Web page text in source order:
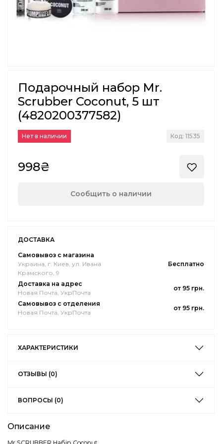
Подарочный набор Mr.
Scrubber Coconut, 5 шт
(4820200377582)
Нет в наличии Код: 11535
998₴
Сообщить о наличии
ДОСТАВКА
Самовывоз с магазина
Украина, г. Киев, ул. Ивана
Крамского, 9
Бесплатно
Доставка на адрес
Новая Почта, УкрПочта
от 95 грн.
Самовывоз с отделения
Новая Почта, УкрПочта
от 95 грн.
ХАРАКТЕРИСТИКИ
ОТЗЫВЫ (0)
ВОПРОСЫ (0)
Описание